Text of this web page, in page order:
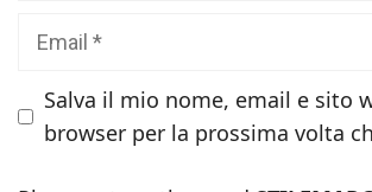
Salva il mio nome, email e sito
browser per la prossima volta